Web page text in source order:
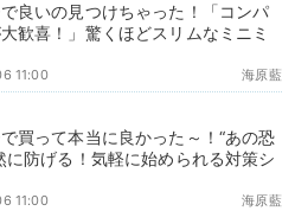
良いの見つけちゃった！「コンパ
歓喜！」驚くほどスリムなミニミ
海原藍
11:00
買って本当に良かった～！“あの恐
に防げる！気軽に始められる対策シ
海原藍
11:00